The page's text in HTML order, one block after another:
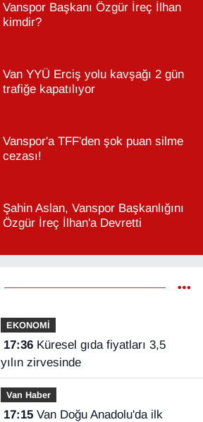
Vanspor Başkanı Özgür İreç İlhan
kimdir?
Van YYÜ Erciş yolu kavşağı 2 gün
trafiğe kapatılıyor
Vanspor'a TFF'den şok puan silme
cezası!
Şahin Aslan, Vanspor Başkanlığını
Özgür İreç İlhan'a Devretti
EKONOMİ
17:36Küresel gıda fiyatları 3,5
yılın zirvesinde
Van Haber
17:15Van Doğu Anadolu'da ilk